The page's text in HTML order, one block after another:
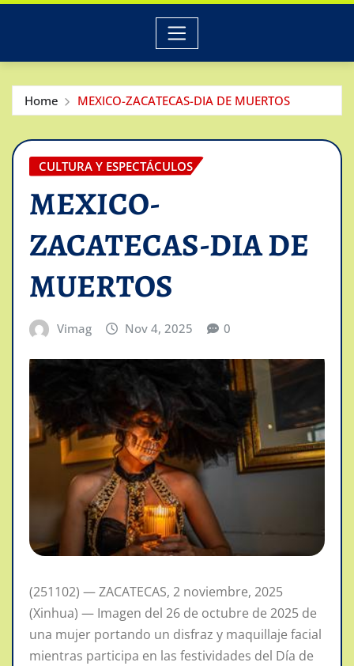
Home MEXICO-ZACATECAS-DIA DE MUERTOS
CULTURA Y ESPECTÁCULOS
MEXICO-
ZACATECAS-DIA DE
MUERTOS
Vimag Nov 4, 2025 0
(251102) — ZACATECAS, 2 noviembre, 2025
(Xinhua) — Imagen del 26 de octubre de 2025 de
una mujer portando un disfraz y maquillaje facial
mientras participa en las festividades del Día de